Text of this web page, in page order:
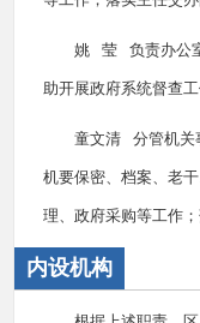
姚 莹 负责办公
助开展政府系统督查
童文清 分管机关
机要保密、档案、老
理、政府采购等工作
内设机构